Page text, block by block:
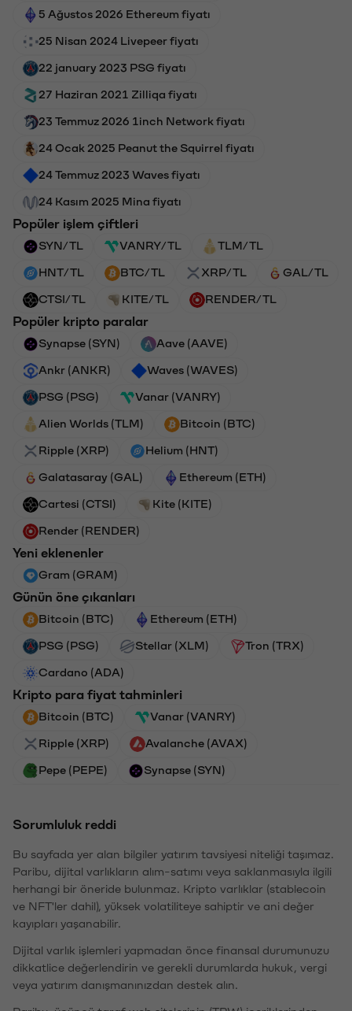
5 Ağustos 2026 Ethereum fiyatı
25 Nisan 2024 Livepeer fiyatı
22 january 2023 PSG fiyatı
27 Haziran 2021 Zilliqa fiyatı
23 Temmuz 2026 1inch Network fiyatı
24 Ocak 2025 Peanut the Squirrel fiyatı
24 Temmuz 2023 Waves fiyatı
24 Kasım 2025 Mina fiyatı
Popüler işlem çiftleri
SYN/TL VANRY/TL TLM/TL
HNT/TL BTC/TL XRP/TL GAL/TL
CTSI/TL KITE/TL RENDER/TL
Popüler kripto paralar
Synapse (SYN) Aave (AAVE)
Ankr (ANKR) Waves (WAVES)
PSG (PSG) Vanar (VANRY)
Alien Worlds (TLM) Bitcoin (BTC)
Ripple (XRP) Helium (HNT)
Galatasaray (GAL) Ethereum (ETH)
Cartesi (CTSI) Kite (KITE)
Render (RENDER)
Yeni eklenenler
Gram (GRAM)
Günün öne çıkanları
Bitcoin (BTC) Ethereum (ETH)
PSG (PSG) Stellar (XLM) Tron (TRX)
Cardano (ADA)
Kripto para fiyat tahminleri
Bitcoin (BTC) Vanar (VANRY)
Ripple (XRP) Avalanche (AVAX)
Pepe (PEPE) Synapse (SYN)
Sorumluluk reddi
Bu sayfada yer alan bilgiler yatırım tavsiyesi niteliği taşımaz.
Paribu, dijital varlıkların alım-satımı veya saklanmasıyla ilgili
herhangi bir öneride bulunmaz. Kripto varlıklar (stablecoin
ve NFT'ler dahil), yüksek volatiliteye sahiptir ve ani değer
kayıpları yaşanabilir.
Dijital varlık işlemleri yapmadan önce finansal durumunuzu
dikkatlice değerlendirin ve gerekli durumlarda hukuk, vergi
veya yatırım danışmanınızdan destek alın.